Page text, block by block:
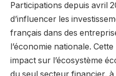
Participations depuis avril
d’influencer les
français dans des
l’économie nationale.
impact sur l’écosystème